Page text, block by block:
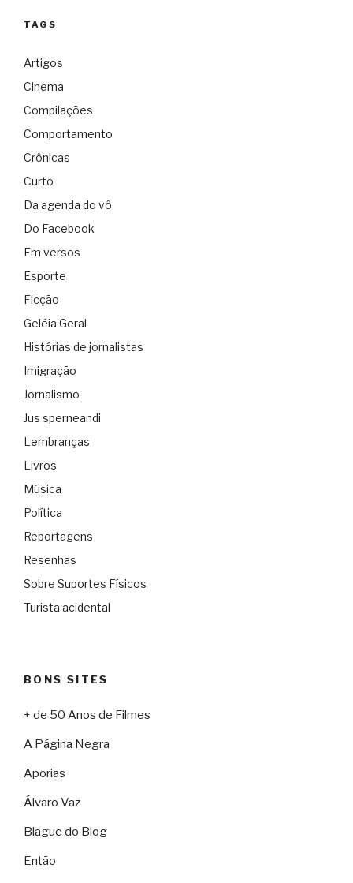
TAGS
Artigos
Cinema
Compilações
Comportamento
Crônicas
Curto
Da agenda do vô
Do Facebook
Em versos
Esporte
Ficção
Geléia Geral
Histórias de jornalistas
Imigração
Jornalismo
Jus sperneandi
Lembranças
Livros
Música
Política
Reportagens
Resenhas
Sobre Suportes Físicos
Turista acidental
BONS SITES
+ de 50 Anos de Filmes
A Página Negra
Aporias
Álvaro Vaz
Blague do Blog
Então